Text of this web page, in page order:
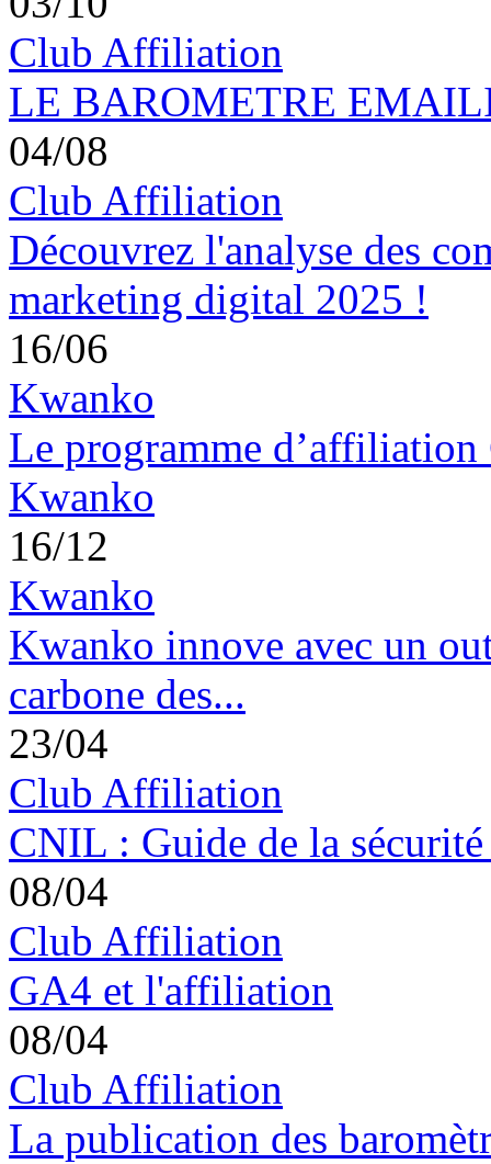
Club Affiliation
LE BAROMETRE
04/08
Club Affiliation
Découvrez l'analyse des
marketing digital 2025 !
16/06
Kwanko
Le programme
Kwanko
16/12
Kwanko
Kwanko innove avec un
carbone des...
23/04
Club Affiliation
CNIL : Guide de la sécurité
08/04
Club Affiliation
GA4 et l'affiliation
08/04
Club Affiliation
La publication des